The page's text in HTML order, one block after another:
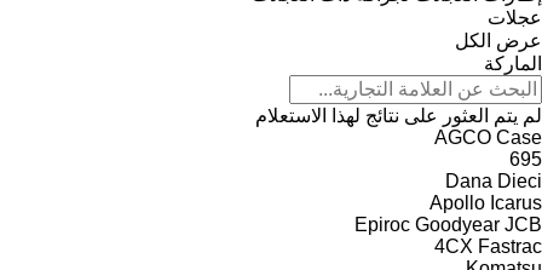
عجلات
عرض الكل
الماركة
لم يتم العثور على نتائج لهذا الاستعلام
AGCO Case
695
Dana Dieci
Apollo Icarus
Epiroc Goodyear JCB
4CX Fastrac